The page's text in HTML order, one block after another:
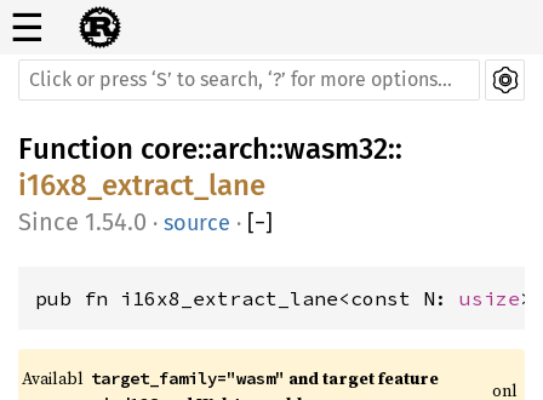
☰
Function core::arch::wasm32::
i16x8_extract_lane
1.54.0 · source · [−]
pub fn i16x8_extract_lane<const N: usize
Availabl target_family="wasm" and target feature
onl